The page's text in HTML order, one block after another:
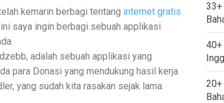
kemarin berbagi tentang internet gratis
saya ingin berbagi sebuah applikasi
adalah sebuah applikasi yang
para Donasi yang mendukung hasil kerja
yang sudah kita rasakan sejak lama.
33+
40+
20+